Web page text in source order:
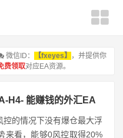
微信ID： 【fxeyes】
，并提供你
费领取对应EA资源。
H4- 能赚钱的外汇EA
的情况下没有爆仓最大浮
来看，能够0风控取得20%